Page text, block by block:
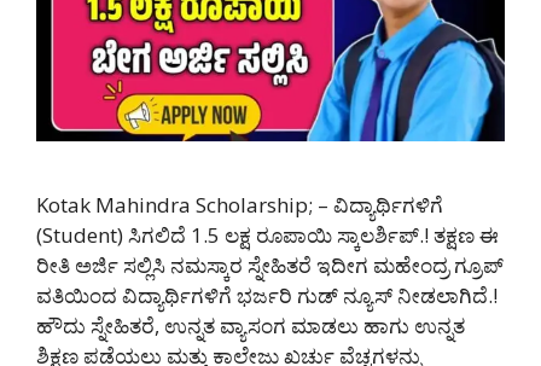
Kotak Mahindra Scholarship; – ವಿದ್ಯಾರ್ಥಿಗಳಿಗೆ
(Student) ಸಿಗಲಿದೆ 1.5 ಲಕ್ಷ ರೂಪಾಯಿ ಸ್ಕಾಲರ್ಶಿಪ್.! ತಕ್ಷಣ ಈ
ರೀತಿ ಅರ್ಜಿ ಸಲ್ಲಿಸಿ ನಮಸ್ಕಾರ ಸ್ನೇಹಿತರೆ ಇದೀಗ ಮಹೇಂದ್ರ ಗ್ರೂಪ್
ವತಿಯಿಂದ ವಿದ್ಯಾರ್ಥಿಗಳಿಗೆ ಭರ್ಜರಿ ಗುಡ್ ನ್ಯೂಸ್ ನೀಡಲಾಗಿದೆ.!
ಹೌದು ಸ್ನೇಹಿತರೆ, ಉನ್ನತ ವ್ಯಾಸಂಗ ಮಾಡಲು ಹಾಗು ಉನ್ನತ
ಶಿಕ್ಷಣ ಪಡೆಯಲು ಮತ್ತು ಕಾಲೇಜು ಖರ್ಚು ವೆಚ್ಚಗಳನ್ನು